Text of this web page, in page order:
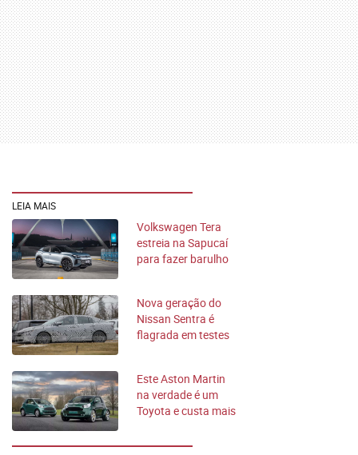
LEIA MAIS
Volkswagen Tera
estreia na Sapucaí
para fazer barulho
Nova geração do
Nissan Sentra é
flagrada em testes
Este Aston Martin
na verdade é um
Toyota e custa mais